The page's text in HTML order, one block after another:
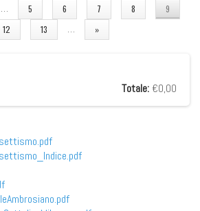
… 5 6 7 8
9
12 13 … »
Totale: €0,00